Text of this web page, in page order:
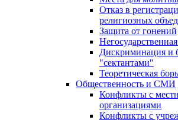
Отказ в
религиозных
Защита от гонений
Дискриминация и
"сектантами"
Теоретическая
Общественность и СМИ
Конфликты с
организациями
Конфликты с